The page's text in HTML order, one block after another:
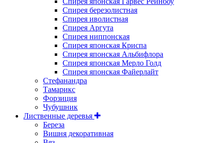
Спирея березолистная
Спирея иволистная
Спирея Аргута
Спирея ниппонская
Спирея японская Криспа
Спирея японская Альбифлора
Спирея японская Мерло Голд
Спирея японская Файерлайт
Стефанандра
Тамарикс
Форзиция
Чубушник
Лиственные деревья
Береза
Вишня декоративная